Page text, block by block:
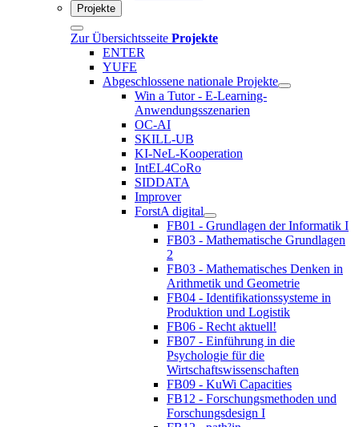
Projekte
Zur Übersichtsseite Projekte
ENTER
YUFE
Abgeschlossene nationale Projekte
Win a Tutor - E-Learning-
Anwendungsszenarien
OC-AI
SKILL-UB
KI-NeL-Kooperation
IntEL4CoRo
SIDDATA
Improver
ForstA digital
FB01 - Grundlagen der Informatik I
FB03 - Mathematische Grundlagen
2
FB03 - Mathematisches Denken in
Arithmetik und Geometrie
FB04 - Identifikationssysteme in
Produktion und Logistik
FB06 - Recht aktuell!
FB07 - Einführung in die
Psychologie für die
Wirtschaftswissenschaften
FB09 - KuWi Capacities
FB12 - Forschungsmethoden und
Forschungsdesign I